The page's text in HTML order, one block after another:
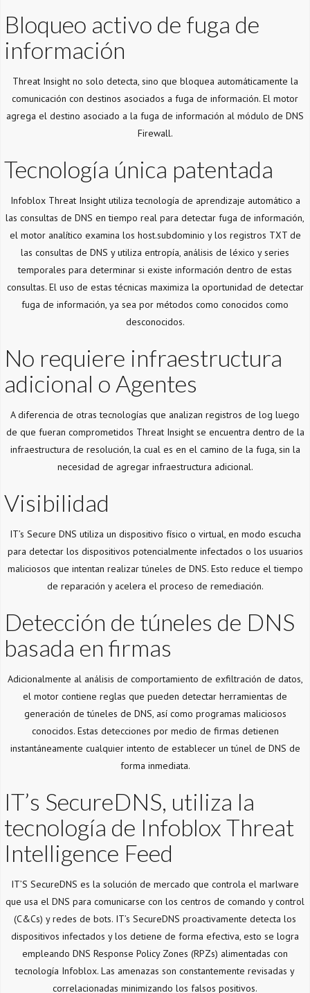
Bloqueo activo de fuga de
información
Threat Insight no solo detecta, sino que bloquea automáticamente la
comunicación con destinos asociados a fuga de información. El motor
agrega el destino asociado a la fuga de información al módulo de DNS
Firewall.
Tecnología única patentada
Infoblox Threat Insight utiliza tecnología de aprendizaje automático a
las consultas de DNS en tiempo real para detectar fuga de información,
el motor analítico examina los host.subdominio y los registros TXT de
las consultas de DNS y utiliza entropía, análisis de léxico y series
temporales para determinar si existe información dentro de estas
consultas. El uso de estas técnicas maximiza la oportunidad de detectar
fuga de información, ya sea por métodos como conocidos como
desconocidos.
No requiere infraestructura
adicional o Agentes
A diferencia de otras tecnologías que analizan registros de log luego
de que fueran comprometidos Threat Insight se encuentra dentro de la
infraestructura de resolución, la cual es en el camino de la fuga, sin la
necesidad de agregar infraestructura adicional.
Visibilidad
IT’s Secure DNS utiliza un dispositivo físico o virtual, en modo escucha
para detectar los dispositivos potencialmente infectados o los usuarios
maliciosos que intentan realizar túneles de DNS. Esto reduce el tiempo
de reparación y acelera el proceso de remediación.
Detección de túneles de DNS
basada en firmas
Adicionalmente al análisis de comportamiento de exfiltración de datos,
el motor contiene reglas que pueden detectar herramientas de
generación de túneles de DNS, así como programas maliciosos
conocidos. Estas detecciones por medio de firmas detienen
instantáneamente cualquier intento de establecer un túnel de DNS de
forma inmediata.
IT’s SecureDNS, utiliza la
tecnología de Infoblox Threat
Intelligence Feed
IT’S SecureDNS es la solución de mercado que controla el marlware
que usa el DNS para comunicarse con los centros de comando y control
(C&Cs) y redes de bots. IT’s SecureDNS proactivamente detecta los
dispositivos infectados y los detiene de forma efectiva, esto se logra
empleando DNS Response Policy Zones (RPZs) alimentadas con
tecnología Infoblox. Las amenazas son constantemente revisadas y
correlacionadas minimizando los falsos positivos.